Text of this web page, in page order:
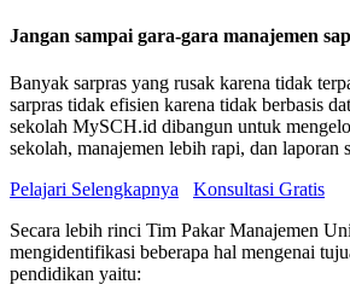
Jangan sampai gara-gara manajemen
Banyak sarpras yang rusak karena tidak
sarpras tidak efisien karena tidak berbasis
sekolah MySCH.id dibangun untuk
sekolah, manajemen lebih rapi, dan laporan
Pelajari Selengkapnya
Konsultasi Gratis
Secara lebih rinci Tim Pakar Manajemen
mengidentifikasi beberapa hal mengenai
pendidikan yaitu: